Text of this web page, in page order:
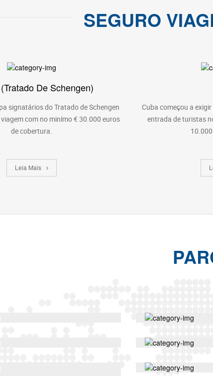
SEGURO
De Schengen)
signatários do Tratado de Schengen
com no minímo € 30.000 euros
de cobertura.
Leia Mais
Cuba começou a
entrada de turistas
58
18
18